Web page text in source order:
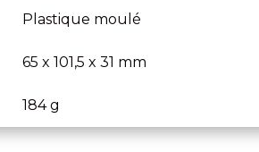
Plastique moulé
65 x 101,5 x 31 mm
184 g